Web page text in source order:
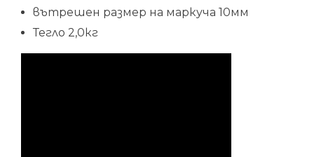
вътрешен размер на маркуча 10мм
Тегло 2,0кг